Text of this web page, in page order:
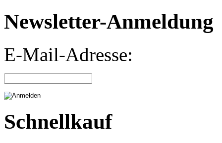
Newsletter-Anmeldung
E-Mail-Adresse:
Schnellkauf